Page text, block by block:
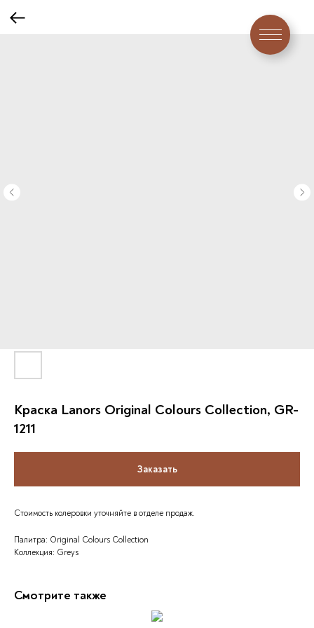
Краска Lanors Original Colours Collection, GR-
1211
Заказать
Стоимость колеровки уточняйте в отделе продаж.
Палитра: Original Colours Collection
Коллекция: Greys
Смотрите также